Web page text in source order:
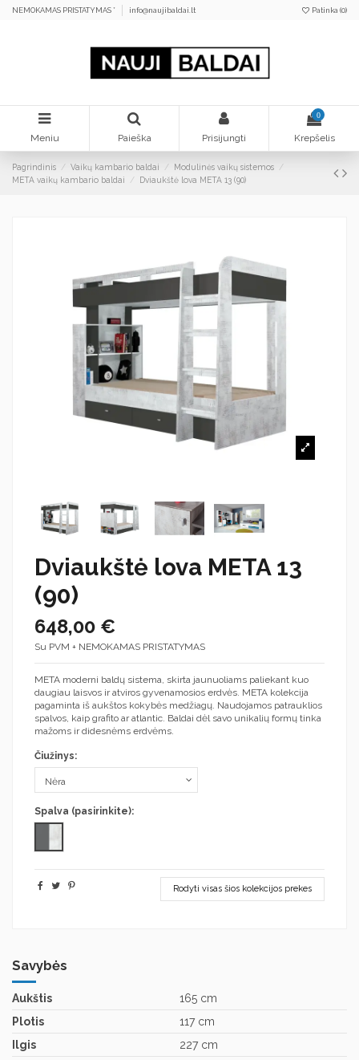
NEMOKAMAS PRISTATYMAS * info@naujibaldai.lt Patinka (0)
Meniu Paieška Prisijungti
0
Krepšelis
Pagrindinis Vaikų kambario baldai
Modulinės vaikų sistemos
META vaikų kambario baldai
Dviaukštė lova META 13 (90)
Dviaukštė lova META 13
(90)
648,00 €
Su PVM + NEMOKAMAS PRISTATYMAS
META moderni baldų sistema, skirta jaunuoliams paliekant kuo
daugiau laisvos ir atviros gyvenamosios erdvės. META kolekcija
pagaminta iš aukštos kokybės medžiagų. Naudojamos patrauklios
spalvos, kaip grafito ar atlantic. Baldai dėl savo unikalių formų tinka
mažoms ir didesnėms erdvėms.
Čiužinys:
Spalva (pasirinkite):
Rodyti visas šios kolekcijos prekes
Savybės
Aukštis
165 cm
Plotis
117 cm
Ilgis
227 cm